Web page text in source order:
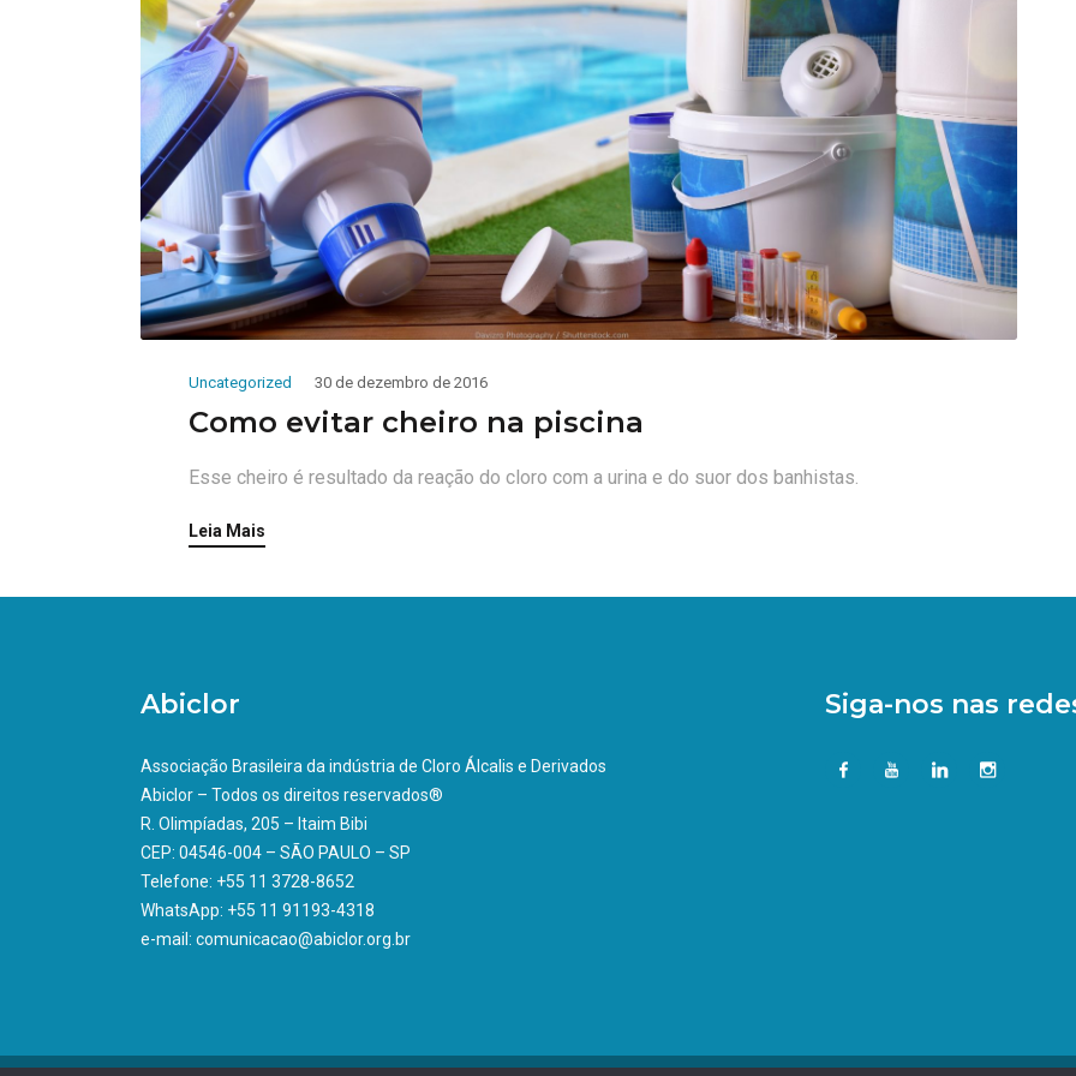
Uncategorized 30 de dezembro de 2016
Como evitar cheiro na piscina
Esse cheiro é resultado da reação do cloro com a urina e do suor dos banhistas.
Leia Mais
Abiclor
Associação Brasileira da indústria de Cloro Álcalis e Derivados
Abiclor – Todos os direitos reservados®
R. Olimpíadas, 205 – Itaim Bibi
CEP: 04546-004 – SÃO PAULO – SP
Telefone: +55 11 3728-8652
WhatsApp: +55 11 91193-4318
e-mail: comunicacao@abiclor.org.br
Siga-nos nas